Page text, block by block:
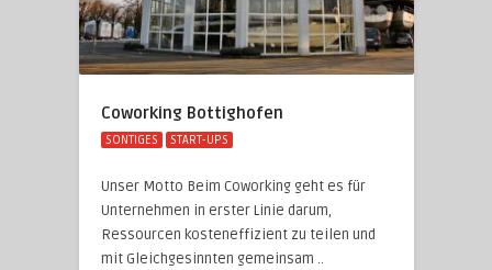
Coworking Bottighofen
SONTIGES START-UPS
Unser Motto Beim Coworking geht es für
Unternehmen in erster Linie darum,
Ressourcen kosteneffizient zu teilen und
mit Gleichgesinnten gemeinsam ..